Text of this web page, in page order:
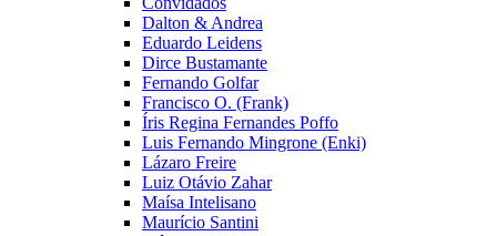
Dalton & Andrea
Eduardo Leidens
Dirce Bustamante
Fernando Golfar
Francisco O. (Frank)
Íris Regina Fernandes Poffo
Luis Fernando Mingrone (Enki)
Lázaro Freire
Luiz Otávio Zahar
Maísa Intelisano
Maurício Santini